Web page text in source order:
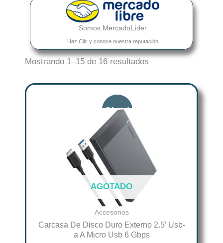
Somos MercadoLíder
Haz Clic y conoce nuestra reputación
Mostrando 1–15 de 16 resultados
AGOTADO
Accesorios
Carcasa De Disco Duro Externo 2.5′ Usb-
a A Micro Usb 6 Gbps
price
was:
$ 65.863.